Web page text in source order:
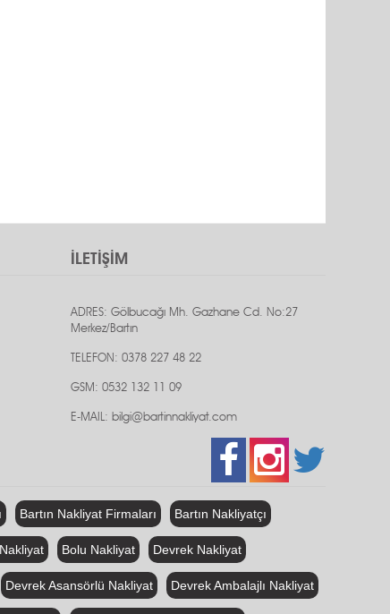
İLETİŞİM
ADRES: Gölbucağı Mh. Gazhane Cd. No:27
Merkez/Bartın
TELEFON: 0378 227 48 22
GSM: 0532 132 11 09
E-MAIL: bilgi@bartinnakliyat.com
Bartın Nakliyat Firmaları Bartın Nakliyatçı
Bolu Nakliyat Devrek Nakliyat
Devrek Asansörlü Nakliyat Devrek Ambalajlı Nakliyat